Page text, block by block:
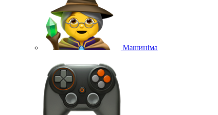
Машиніма